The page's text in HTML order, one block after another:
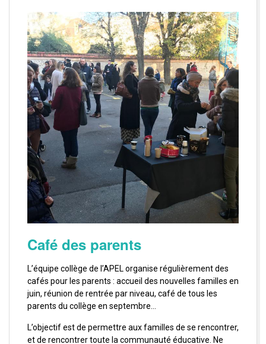
Café des parents
L’équipe collège de l’APEL organise régulièrement des
cafés pour les parents : accueil des nouvelles familles en
juin, réunion de rentrée par niveau, café de tous les
parents du collège en septembre…
L’objectif est de permettre aux familles de se rencontrer,
et de rencontrer toute la communauté éducative. Ne